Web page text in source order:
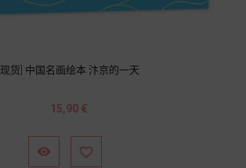
[现货] 中国名画绘本 汴京的一天
Prix
15,90 €
 